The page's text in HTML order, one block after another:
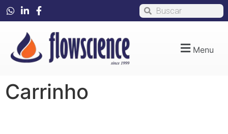
Menu
Carrinho